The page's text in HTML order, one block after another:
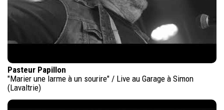
Pasteur Papillon
"Marier une larme à un sourire" / Live au Garage à Simon
(Lavaltrie)